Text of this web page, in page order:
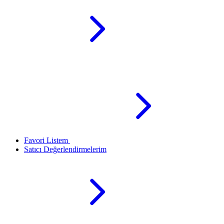
Favori Listem
Satıcı Değerlendirmelerim